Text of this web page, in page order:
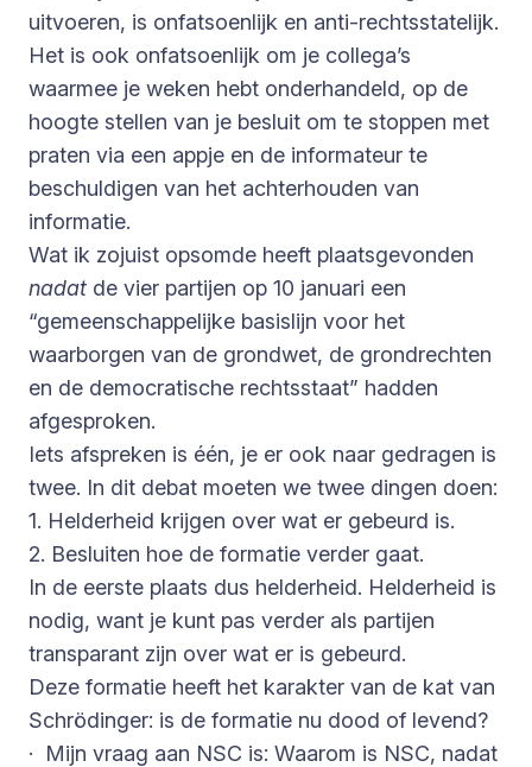
uitvoeren, is onfatsoenlijk en anti-rechtsstatelijk.
Het is ook onfatsoenlijk om je collega’s
waarmee je weken hebt onderhandeld, op de
hoogte stellen van je besluit om te stoppen met
praten via een appje en de informateur te
beschuldigen van het achterhouden van
informatie.
Wat ik zojuist opsomde heeft plaatsgevonden
nadat de vier partijen op 10 januari een
“gemeenschappelijke basislijn voor het
waarborgen van de grondwet, de grondrechten
en de democratische rechtsstaat” hadden
afgesproken.
Iets afspreken is één, je er ook naar gedragen is
twee. In dit debat moeten we twee dingen doen:
1. Helderheid krijgen over wat er gebeurd is.
2. Besluiten hoe de formatie verder gaat.
In de eerste plaats dus helderheid. Helderheid is
nodig, want je kunt pas verder als partijen
transparant zijn over wat er is gebeurd.
Deze formatie heeft het karakter van de kat van
Schrödinger: is de formatie nu dood of levend?
· Mijn vraag aan NSC is: Waarom is NSC, nadat